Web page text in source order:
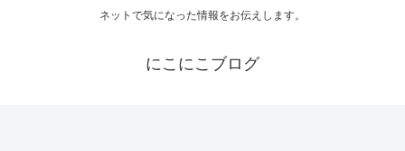
ネットで気になった情報をお伝えします。
にこにこブログ